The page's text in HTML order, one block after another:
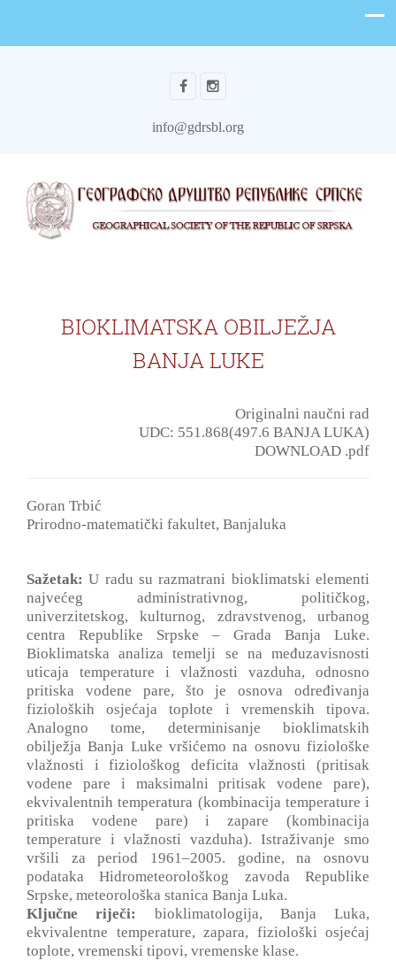
info@gdrsbl.org
BIOKLIMATSKA OBILJEŽJA
BANJA LUKE
Originalni naučni rad
UDC: 551.868(497.6 BANJA LUKA)
DOWNLOAD .pdf
Goran Trbić
Prirodno-matematički fakultet, Banjaluka
Sažetak: U radu su razmatrani bioklimatski elementi
najvećeg administrativnog, političkog,
univerzitetskog, kulturnog, zdravstvenog, urbanog
centra Republike Srpske ‒ Grada Banja Luke.
Bioklimatska analiza temelji se na međuzavisnosti
uticaja temperature i vlažnosti vazduha, odnosno
pritiska vodene pare, što je osnova određivanja
fizioloških osjećaja toplote i vremenskih tipova.
Analogno tome, determinisanje bioklimatskih
obilježja Banja Luke vršićemo na osnovu fiziološke
vlažnosti i fiziološkog deficita vlažnosti (pritisak
vodene pare i maksimalni pritisak vodene pare),
ekvivalentnih temperatura (kombinacija temperature i
pritiska vodene pare) i zapare (kombinacija
temperature i vlažnosti vazduha). Istraživanje smo
vršili za period 1961‒2005. godine, na osnovu
podataka Hidrometeorološkog zavoda Republike
Srpske, meteorološka stanica Banja Luka.
Ključne riječi:
bioklimatologija, Banja Luka,
ekvivalentne temperature, zapara, fiziološki osjećaj
toplote, vremenski tipovi, vremenske klase.